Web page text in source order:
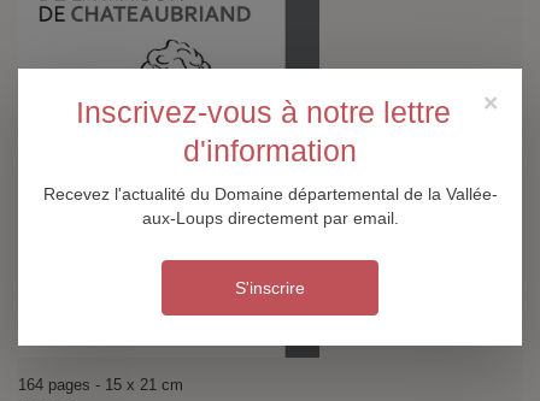
×
Inscrivez-vous à notre lettre
d'information
Recevez l'actualité du Domaine départemental de la Vallée-
aux-Loups directement par email.
S'inscrire
164 pages - 15 x 21 cm